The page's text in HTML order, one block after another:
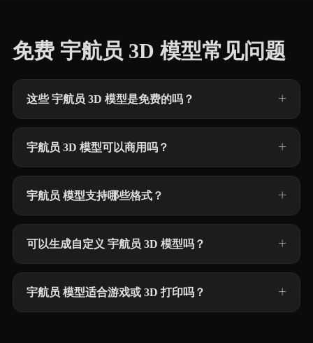
免费 宇航员 3D 模型常见问题
这些 宇航员 3D 模型是免费的吗？
宇航员 3D 模型可以商用吗？
宇航员 模型支持哪些格式？
可以生成自定义 宇航员 3D 模型吗？
宇航员 模型适合游戏或 3D 打印吗？